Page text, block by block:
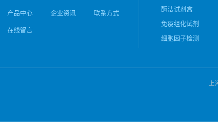
产品中心 企业资讯 联系方式
在线留言
酶法试剂盒
免疫组化试剂
细胞因子检测
上